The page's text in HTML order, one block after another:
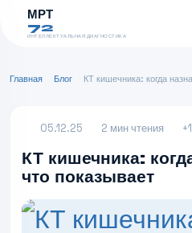
МРТ
72
ИНТЕЛЛЕКТУАЛЬНАЯ ДИАГНОСТИКА
Главная Блог КТ кишечника: когда
05.12.25 2 мин чтения
КТ кишечника:
что показывает